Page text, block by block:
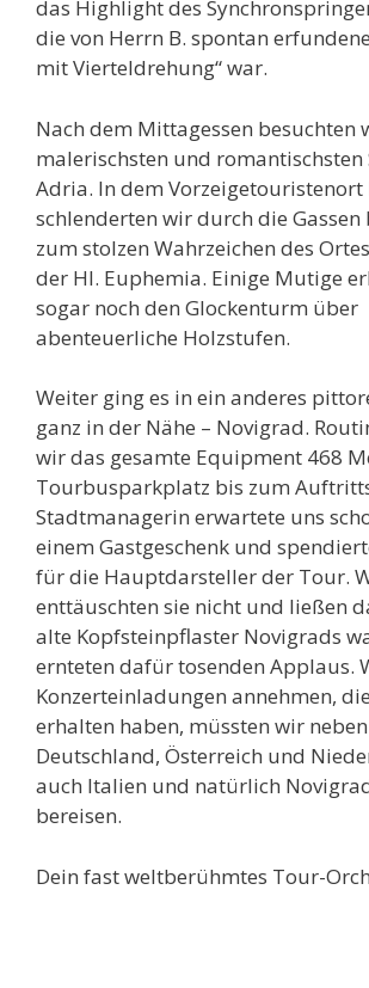
das Highlight des
die von Herrn B. spontan
mit Vierteldrehung“ war.
Nach dem Mittagessen besuchten
malerischsten und romantischsten
Adria. In dem Vorzeigetouristenort
schlenderten wir durch die
zum stolzen Wahrzeichen des
der Hl. Euphemia. Einige Mutige
sogar noch den Glockenturm über
abenteuerliche Holzstufen.
Weiter ging es in ein anderes
ganz in der Nähe – Novigrad.
wir das gesamte Equipment 468
Tourbusparkplatz bis zum
Stadtmanagerin erwartete uns
einem Gastgeschenk und
für die Hauptdarsteller der Tour.
enttäuschten sie nicht und ließen
alte Kopfsteinpflaster Novigrads
ernteten dafür tosenden Applaus.
Konzerteinladungen annehmen,
erhalten haben, müssten wir neben
Deutschland, Österreich und
auch Italien und natürlich
bereisen.
Dein fast weltberühmtes Tour-